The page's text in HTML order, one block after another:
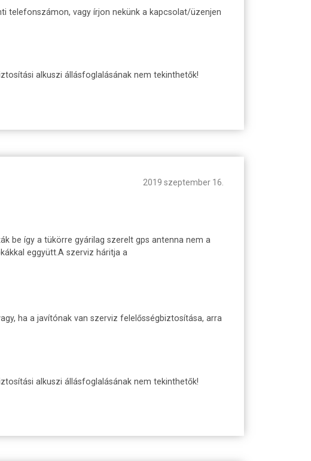
telefonszámon, vagy írjon nekünk a kapcsolat/üzenjen
alkuszi állásfoglalásának nem tekinthetők!
2019 szeptember 16.
be így a tükörre gyárilag szerelt gps antenna nem a
eggyütt.A szerviz háritja a
ha a javítónak van szerviz felelősségbiztosítása, arra
alkuszi állásfoglalásának nem tekinthetők!